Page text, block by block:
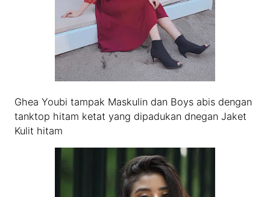
Ghea Youbi tampak Maskulin dan Boys abis dengan
tanktop hitam ketat yang dipadukan dnegan Jaket
Kulit hitam